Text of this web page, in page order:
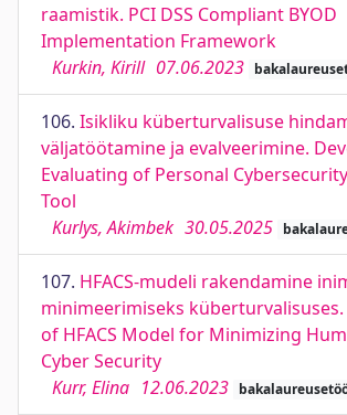
raamistik. PCI DSS Compliant BYOD
Implementation Framework
Kurkin, Kirill 07.06.2023
106. Isikliku küberturvalisuse
väljatöötamine ja evalveerimine.
Evaluating of Personal
Tool
Kurlys, Akimbek 30.05.2025
107. HFACS-mudeli rakendamine
minimeerimiseks
of HFACS Model for Minimizing
Cyber Security
Kurr, Elina 12.06.2023